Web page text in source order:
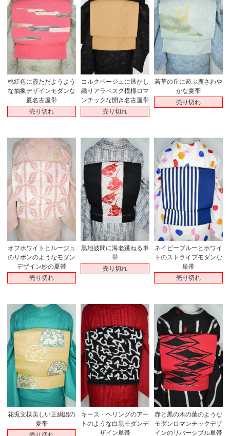
桃紅色に霞ただようよう
な抽象デザインモダンな
夏名古屋帯
売り切れ
コルクベージュに透かし
織りアラベスク模様ロマ
ンチックな開き名古屋帯
売り切れ
若草の丘に遊ぶ鹿さわや
かな夏帯
売り切れ
オフホワイトとルージュ
のリボンのようなモダン
デザイン紗の夏帯
売り切れ
黒地波間に海老跳ねる単
帯
売り切れ
ネイビーブルーとホワイ
トのストライプモダンな
単帯
売り切れ
花兎文様美しい正絹絽の
夏帯
キース・ヘリングのアー
トのような白黒モダンデ
ザイン単帯
赤と黒の木の葉のような
モダンロマンチックデザ
インのリバーシブル単帯